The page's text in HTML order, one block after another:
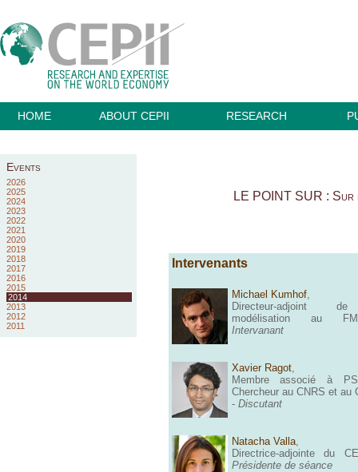
HOME ABOUT CEPII RESEARCH
Events
2026
2025
2024
2023
2022
2021
2020
2019
2018
2017
2016
2015
2014
2013
2012
2011
LE POINT SUR : Sur
Intervenants
Michael Kumhof,
Directeur-adjoint
modélisation au
Intervanant
Xavier Ragot,
Membre associé à
Chercheur au CNRS et au
- Discutant
Natacha Valla,
Directrice-adjointe du
Présidente de séance